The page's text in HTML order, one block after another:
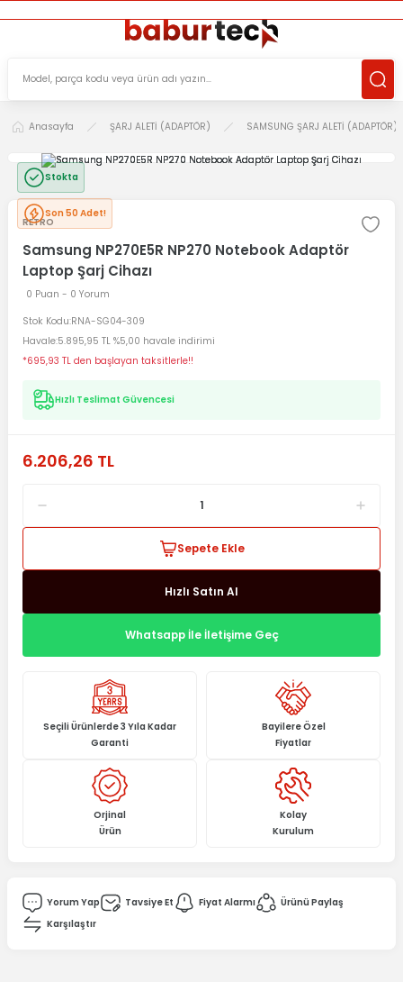
Anasayfa ŞARJ ALETİ (ADAPTÖR) SAMSUNG ŞARJ ALETİ (ADAPTÖR)
Stokta
Son 50 Adet!
RETRO
Samsung NP270E5R NP270 Notebook Adaptör
Laptop Şarj Cihazı
0 Puan - 0 Yorum
Stok Kodu RNA-SG04-309
Havale 5.895,95 TL %5,00 havale indirimi
*695,93 TL den başlayan taksitlerle!!
Hızlı Teslimat Güvencesi
6.206,26 TL
Sepete Ekle
Hızlı Satın Al
Whatsapp İle İletişime Geç
Seçili Ürünlerde 3 Yıla Kadar
Garanti
Bayilere Özel
Fiyatlar
Orjinal
Ürün
Kolay
Kurulum
Yorum Yap Tavsiye Et Fiyat Alarmı
Ürünü Paylaş
Karşılaştır